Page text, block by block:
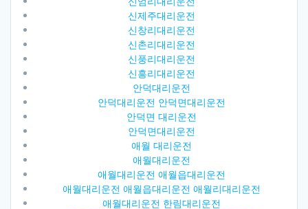
신제주대리운전
신창리대리운전
신촌리대리운전
신풍리대리운전
신흥리대리운전
안덕대리운전
안덕대리운전 안덕면대리운전
안덕면 대리운전
안덕면대리운전
애월 대리운전
애월대리운전
애월대리운전 애월읍대리운전
애월대리운전 애월읍대리운전 애월리대리운전
애월대리운전 한림대리운전